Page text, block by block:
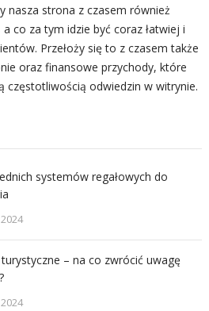
nasza strona z czasem również
co za tym idzie być coraz łatwiej i
Przełoży się to z czasem także
oraz finansowe przychody, które
częstotliwością odwiedzin w witrynie.
systemów regałowych do
– na co zwrócić uwagę